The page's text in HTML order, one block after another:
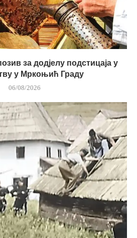
за додјелу подстицаја у
у Мркоњић Граду
06/08/2026